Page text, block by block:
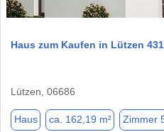
Haus zum Kaufen in Lützen
Lützen, 06686
Haus ca. 162,19 m² Zimmer